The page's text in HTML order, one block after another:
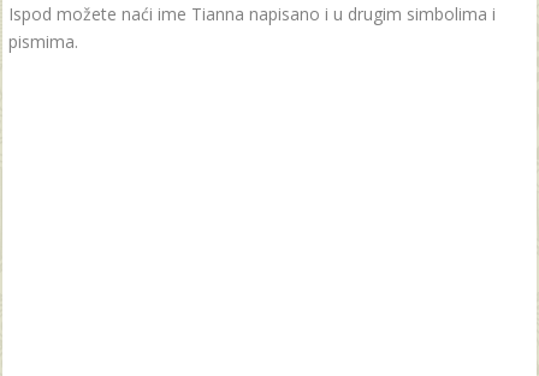
Ispod možete naći ime Tianna napisano i u drugim simbolima i
pismima.